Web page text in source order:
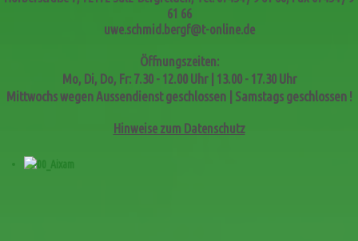
61 66
uwe.schmid.bergf@t-online.de
Öffnungszeiten:
Mo, Di, Do, Fr: 7.30 - 12.00 Uhr | 13.00 - 17.30 Uhr
Mittwochs wegen Aussendienst geschlossen | Samstags geschlossen !
Hinweise zum Datenschutz